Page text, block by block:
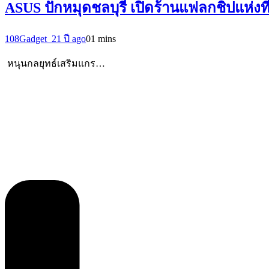
ASUS ปักหมุดชลบุรี เปิดร้านแฟลกชิปแห่ง
108Gadget_21 ปี ago01 mins
หนุนกลยุทธ์เสริมแกร…